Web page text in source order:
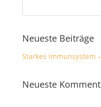
Neueste Beiträge
Starkes Immunsystem
Neueste